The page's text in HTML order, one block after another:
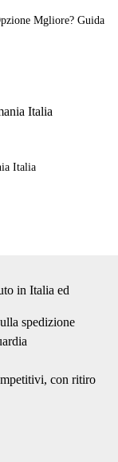
Mgliore? Guida
Italia
spedizione
con ritiro